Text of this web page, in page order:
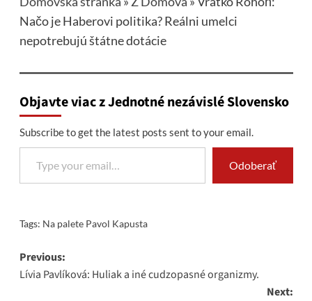
Načo je Haberovi politika? Reálni umelci
nepotrebujú štátne dotácie
Objavte viac z Jednotné nezávislé Slovensko
Subscribe to get the latest posts sent to your email.
Type your email…
Odoberať
Tags: Na palete Pavol Kapusta
Post
navigation
Previous:
Lívia Pavlíková: Huliak a iné cudzopasné organizmy.
Next: